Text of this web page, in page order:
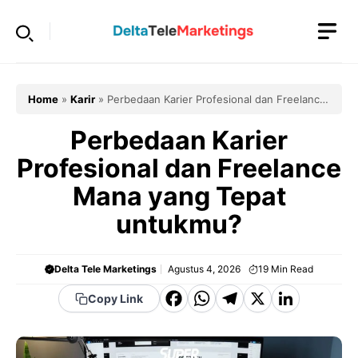
Home » Karir » Perbedaan Karier Profesional dan Freelance
Perbedaan Karier
Profesional dan Freelance
Mana yang Tepat
untukmu?
Delta Tele Marketings Agustus 4, 2026 19 Min Read
Copy Link
F
c
W
a
T
e
X Li
k